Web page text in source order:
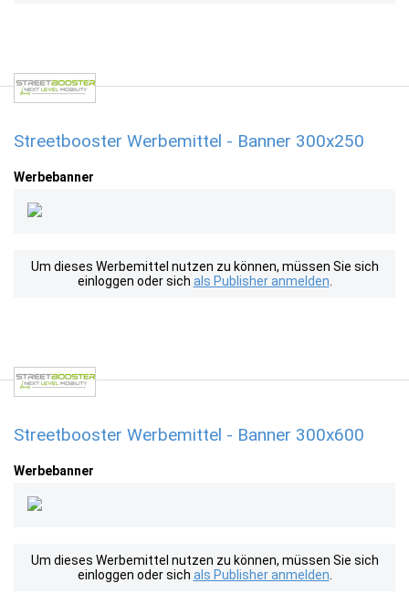
Streetbooster Werbemittel - Banner 300x250
Werbebanner
Um dieses Werbemittel nutzen zu können, müssen Sie sich
einloggen oder sich als Publisher anmelden
Streetbooster Werbemittel - Banner 300x600
Werbebanner
Um dieses Werbemittel nutzen zu können, müssen Sie sich
einloggen oder sich als Publisher anmelden